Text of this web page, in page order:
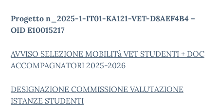
Progetto n_2025-1-IT01-KA121-VET-D8AEF4B4 –
OID E10015217
AVVISO SELEZIONE MOBILITà VET STUDENTI + DOC
ACCOMPAGNATORI 2025-2026
DESIGNAZIONE COMMISSIONE VALUTAZIONE
ISTANZE STUDENTI